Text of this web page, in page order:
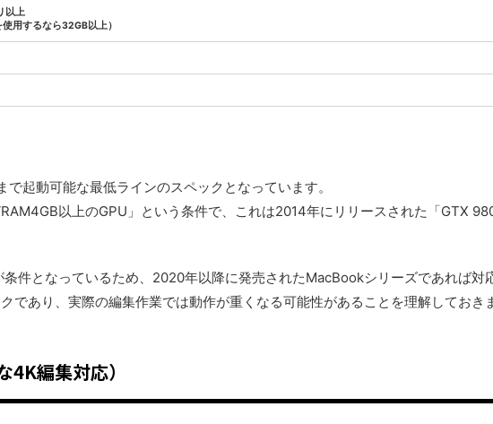
以上
使用するなら32GB以上）
起動可能な最低ラインのスペックとなっています。
以上のGPU」という条件で、これは2014年にリリースされた「GTX
件となっているため、2020年以降に発売されたMacBookシリーズであれば対
であり、実際の編集作業では動作が重くなる可能性があることを理解しておき
編集対応）